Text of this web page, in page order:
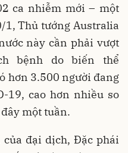
ca nhiễm mới – một
1, Thủ tướng Australia
này cần phải vượt
bệnh do biến thể
hơn 3.500 người đang
19, cao hơn nhiều so
một tuần.
đại dịch, Đặc phái